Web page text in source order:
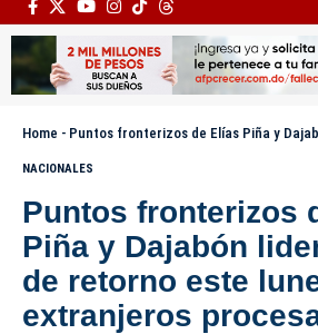
Home - Puntos fronterizos de Elías Piña y Dajabón lideran flujo de retorno
NACIONALES
Puntos fronterizos
Piña y Dajabón
de retorno este
extranjeros